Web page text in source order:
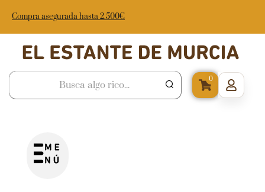
Compra asegurada hasta 2.500€
0